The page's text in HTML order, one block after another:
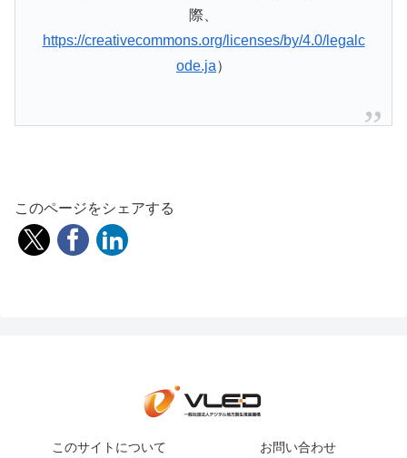
際、
https://creativecommons.org/licenses/by/4.0/legalc
ode.ja）
このページをシェアする
このサイトについて お問い合わせ